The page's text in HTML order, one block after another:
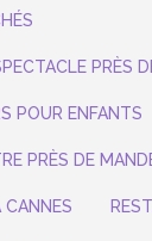
PRÈS
POUR ENFANTS
PRÈS DE
CANNES